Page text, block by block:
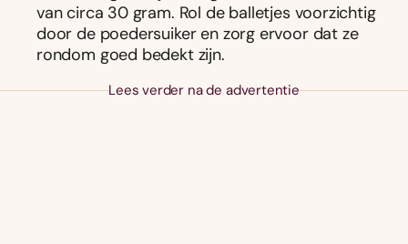
van circa 30 gram. Rol de balletjes voorzichtig
door de poedersuiker en zorg ervoor dat ze
rondom goed bedekt zijn.
Lees verder na de advertentie